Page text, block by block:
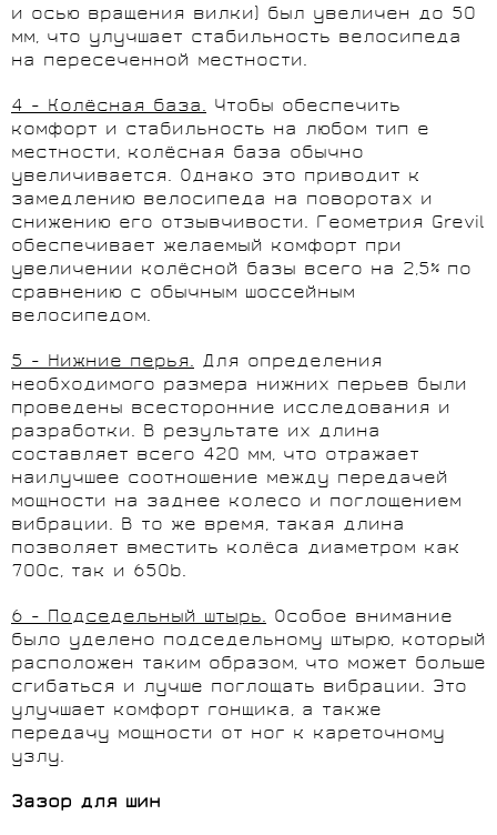
и осью вращения вилки) был увеличен до 50
мм, что улучшает стабильность велосипеда
на пересеченной местности.
4 - Колёсная база. Чтобы обеспечить
комфорт и стабильность на любом тип е
местности, колёсная база обычно
увеличивается. Однако это приводит к
замедлению велосипеда на поворотах и
снижению его отзывчивости. Геометрия Grevil
обеспечивает желаемый комфорт при
увеличении колёсной базы всего на 2,5% по
сравнению с обычным шоссейным
велосипедом.
5 - Нижние перья. Для определения
необходимого размера нижних перьев были
проведены всесторонние исследования и
разработки. В результате их длина
составляет всего 420 мм, что отражает
наилучшее соотношение между передачей
мощности на заднее колесо и поглощением
вибрации. В то же время, такая длина
позволяет вместить колёса диаметром как
700с, так и 650b.
6 - Подседельный штырь. Особое внимание
было уделено подседельному штырю, который
расположен таким образом, что может больше
сгибаться и лучше поглощать вибрации. Это
улучшает комфорт гонщика, а также
передачу мощности от ног к кареточному
узлу.
Зазор для шин